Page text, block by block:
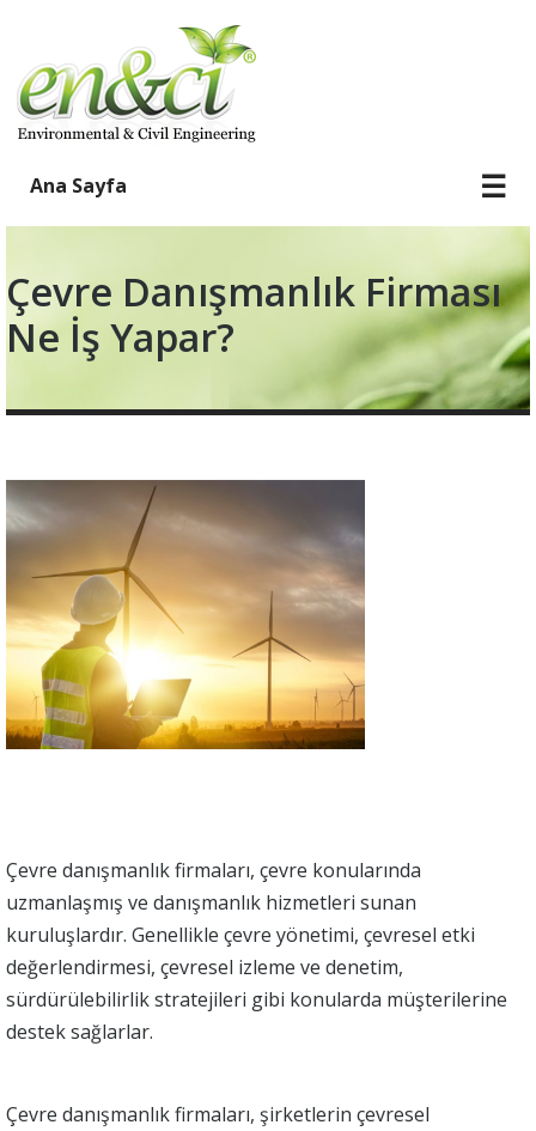
Ana Sayfa ☰
Çevre Danışmanlık Firması
Ne İş Yapar?
Çevre danışmanlık firmaları, çevre konularında
uzmanlaşmış ve danışmanlık hizmetleri sunan
kuruluşlardır. Genellikle çevre yönetimi, çevresel etki
değerlendirmesi, çevresel izleme ve denetim,
sürdürülebilirlik stratejileri gibi konularda müşterilerine
destek sağlarlar.
Çevre danışmanlık firmaları, şirketlerin çevresel